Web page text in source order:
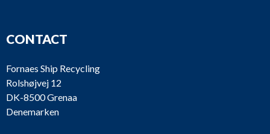
CONTACT
Fornaes Ship Recycling
Rolshøjvej 12
DK-8500 Grenaa
Denemarken